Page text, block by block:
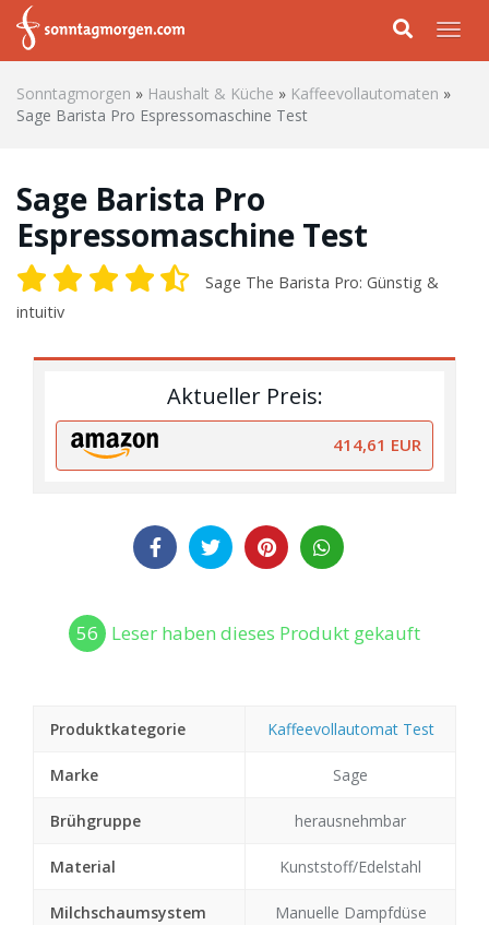
Skip to main content
Sonntagmorgen » Haushalt & Küche » Kaffeevollautomaten »
Sage Barista Pro Espressomaschine Test
Sage Barista Pro
Espressomaschine Test
Sage The Barista Pro: Günstig &
intuitiv
Aktueller Preis:
414,61 EUR
56 Leser haben dieses Produkt gekauft
Produktkategorie Kaffeevollautomat Test
Marke Sage
Brühgruppe herausnehmbar
Material Kunststoff/Edelstahl
Milchschaumsystem Manuelle Dampfdüse